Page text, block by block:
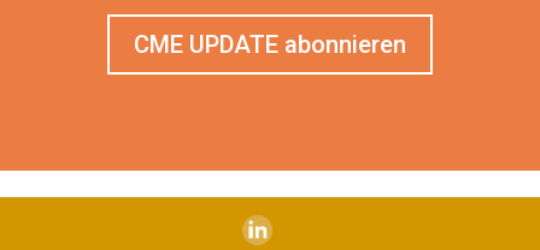
CME UPDATE abonnieren